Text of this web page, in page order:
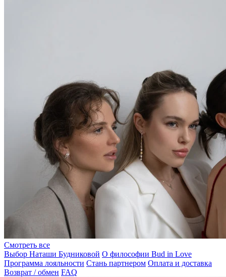
Смотреть все
Выбор Наташи Будниковой О философии Bud in Love
Программа лояльности Стань партнером Оплата и доставка
Возврат / обмен FAQ